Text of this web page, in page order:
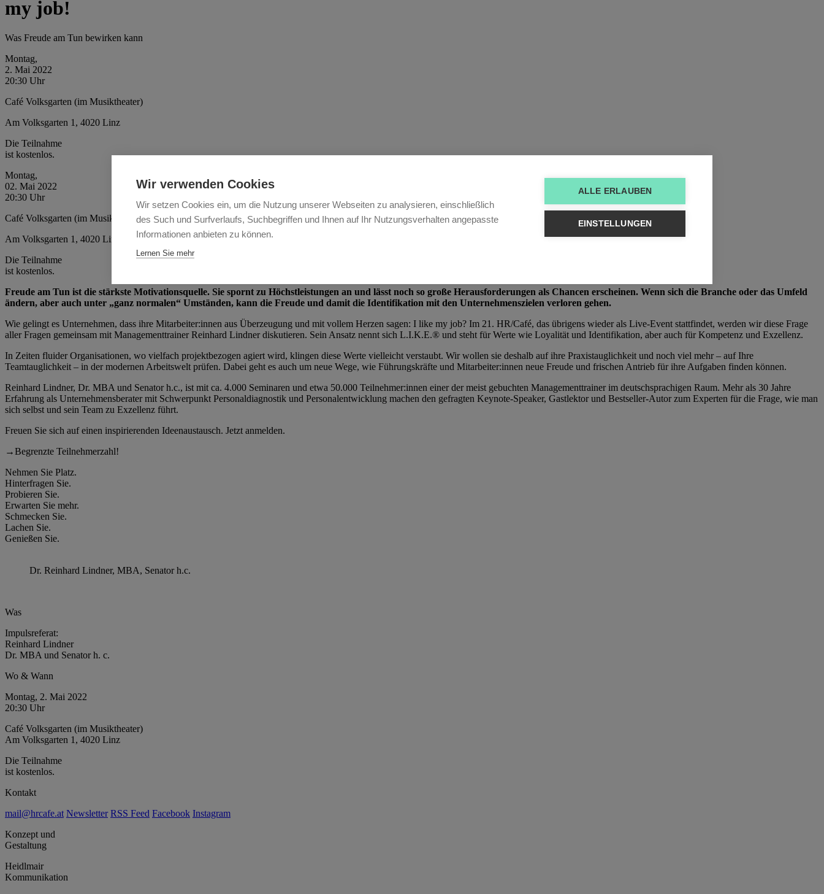
my job!
Was Freude am Tun bewirken kann
Montag,
2. Mai 2022
20:30 Uhr
Café Volksgarten (im Musiktheater)
Am Volksgarten 1, 4020 Linz
Die Teilnahme
ist kostenlos.
Montag,
02. Mai 2022
20:30 Uhr
Café Volksgarten (im Musiktheater)
Am Volksgarten 1, 4020 Linz
Die Teilnahme
ist kostenlos.
Freude am Tun ist die stärkste Motivationsquelle. Sie spornt zu Höchstleistungen an und lässt noch so große Herausforderungen als Chancen erscheinen. Wenn sich die Branche oder das Umfeld
ändern, aber auch unter „ganz normalen“ Umständen, kann die Freude und damit die Identifikation mit den Unternehmenszielen verloren gehen.
Wie gelingt es Unternehmen, dass ihre Mitarbeiter:innen aus Überzeugung und mit vollem Herzen sagen: I like my job? Im 21. HR/Café, das übrigens wieder als Live-Event stattfindet, werden wir diese Frage
aller Fragen gemeinsam mit Managementtrainer Reinhard Lindner diskutieren. Sein Ansatz nennt sich L.I.K.E.® und steht für Werte wie Loyalität und Identifikation, aber auch für Kompetenz und Exzellenz.
In Zeiten fluider Organisationen, wo vielfach projektbezogen agiert wird, klingen diese Werte vielleicht verstaubt. Wir wollen sie deshalb auf ihre Praxistauglichkeit und noch viel mehr – auf Ihre
Teamtauglichkeit – in der modernen Arbeitswelt prüfen. Dabei geht es auch um neue Wege, wie Führungskräfte und Mitarbeiter:innen neue Freude und frischen Antrieb für ihre Aufgaben finden können.
Reinhard Lindner, Dr. MBA und Senator h.c., ist mit ca. 4.000 Seminaren und etwa 50.000 Teilnehmer:innen einer der meist gebuchten Managementtrainer im deutschsprachigen Raum. Mehr als 30 Jahre
Erfahrung als Unternehmensberater mit Schwerpunkt Personaldiagnostik und Personalentwicklung machen den gefragten Keynote-Speaker, Gastlektor und Bestseller-Autor zum Experten für die Frage, wie man
sich selbst und sein Team zu Exzellenz führt.
Freuen Sie sich auf einen inspirierenden Ideenaustausch. Jetzt anmelden.
→Begrenzte Teilnehmerzahl!
Nehmen Sie Platz.
Hinterfragen Sie.
Probieren Sie.
Erwarten Sie mehr.
Schmecken Sie.
Lachen Sie.
Genießen Sie.
Dr. Reinhard Lindner, MBA, Senator h.c.
Was
Impulsreferat:
Reinhard Lindner
Dr. MBA und Senator h. c.
Wo & Wann
Montag, 2. Mai 2022
20:30 Uhr
Café Volksgarten (im Musiktheater)
Am Volksgarten 1, 4020 Linz
Die Teilnahme
ist kostenlos.
Kontakt
mail@hrcafe.at Newsletter RSS Feed Facebook Instagram
Konzept und
Gestaltung
Heidlmair
Kommunikation
Wir verwenden Cookies
Wir setzen Cookies ein, um die Nutzung unserer Webseiten zu analysieren, einschließlich
des Such und Surfverlaufs, Suchbegriffen und Ihnen auf Ihr Nutzungsverhalten angepasste
Informationen anbieten zu können.
Lernen Sie mehr
ALLE ERLAUBEN
EINSTELLUNGEN